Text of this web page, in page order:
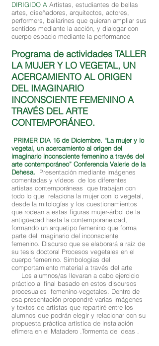
DIRIGIDO A Artistas, estudiantes de bellas
artes, diseñadores, arquitectos, actores,
performers, bailarines que quieran ampliar sus
sentidos mediante la acción, y dialogar con
cuerpo espacio mediante la performance
Programa de actividades TALLER
LA MUJER Y LO VEGETAL, UN
ACERCAMIENTO AL ORIGEN
DEL IMAGINARIO
INCONSCIENTE FEMENINO A
TRAVÉS DEL ARTE
CONTEMPORÁNEO.
PRIMER DIA 16 de Diciembre. “La mujer y lo
vegetal, un acercamiento al origen del
imaginario inconsciente femenino a través del
arte contemporáneo” Conferencia Valerie de la
Dehesa. Presentación mediante imágenes
comentadas y vídeos de los diferentes
artistas contemporáneas que trabajan con
todo lo que relaciona la mujer con lo vegetal,
desde la mitologías y los cuestionamientos
que rodean a estas figuras mujer-árbol de la
antigüedad hasta la contemporaneidad,
formando un arquetipo femenino que forma
parte del imaginario del inconsciente
femenino. Discurso que se elaborará a raíz de
su tesis doctoral Procesos vegetales en el
cuerpo femenino. Simbologías del
comportamiento material a través del arte
Los alumnos/as llevaran a cabo ejercicio
práctico al final basado en estos discursos
procesuales femenino-vegetales. Dentro de
esa presentación propondré varias imágenes
y textos de artistas que repartiré entre los
alumnos que podrán elegir y relacionar con su
propuesta práctica artística de instalación
efímera en el Matadero .Tormenta de ideas .